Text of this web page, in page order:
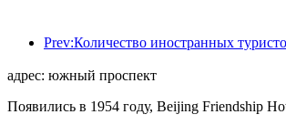
адрес: южный проспект
Появились в 1954 году, Beijing Friendship